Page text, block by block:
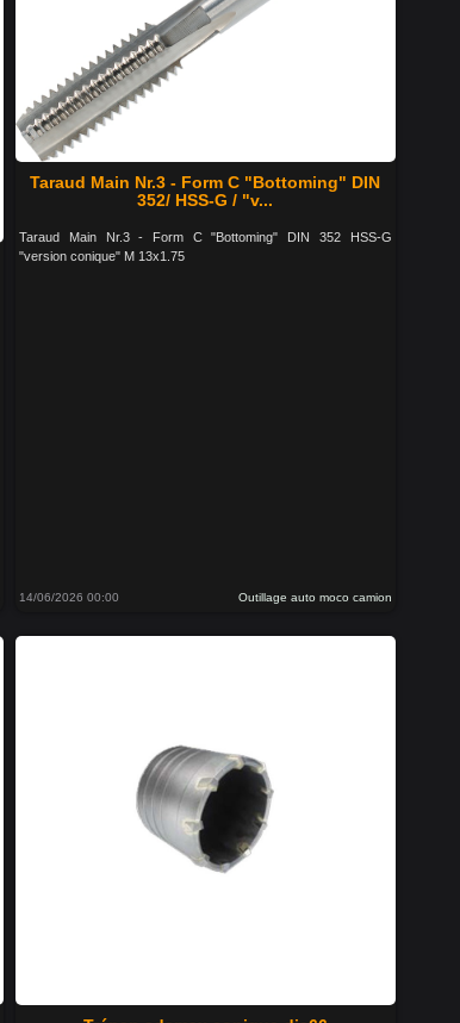
Taraud Main Nr.3 - Form C "Bottoming" DIN
352/ HSS-G / "v...
Taraud Main Nr.3 - Form C "Bottoming" DIN 352 HSS-G
"version conique" M 13x1.75
14/06/2026 00:00 Outillage auto moco camion